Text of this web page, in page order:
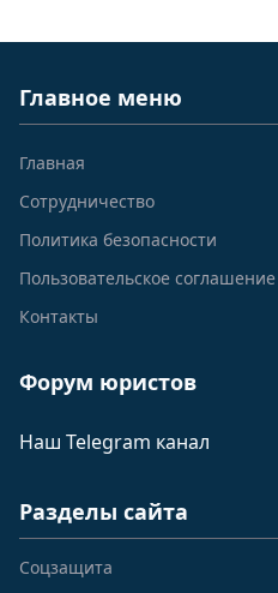
Главное меню
Главная
Сотрудничество
Политика безопасности
Пользовательское соглашение
Контакты
Форум юристов
Наш Telegram канал
Разделы сайта
Соцзащита